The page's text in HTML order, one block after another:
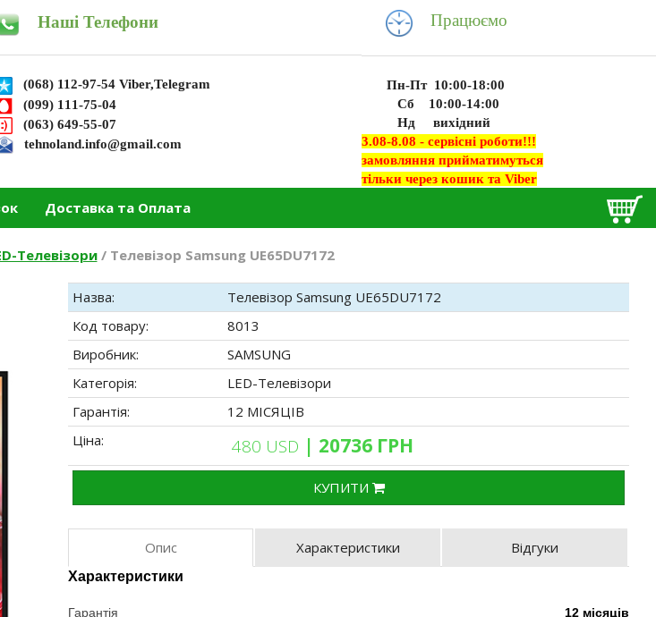
Наші Телефони
(068) 112-97-54 Viber,Telegram
(099) 111-75-04
(063) 649-55-07
tehnoland.info@gmail.com
Працюємо
Пн-Пт 10:00-18:00
Сб 10:00-14:00
Нд вихідний
3.08-8.08 - сервісні роботи!!!
замовляння прийматимуться
тільки через кошик та Viber
Доставка та Оплата
Телевізори / Телевізор Samsung UE65DU7172
Назва:
Телевізор Samsung UE65DU7172
Код товару:
8013
Виробник:
SAMSUNG
Категорія:
LED-Телевізори
Гарантія:
12 МІСЯЦІВ
Ціна:
480 USD | 20736 ГРН
КУПИТИ
Опис Характеристики Відгуки
Характеристики
Гарантія 12 місяців